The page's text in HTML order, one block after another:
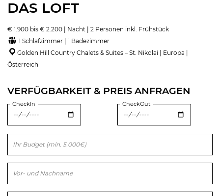
DAS LOFT
€ 1.900 bis € 2.200 | Nacht | 2 Personen inkl. Frühstück
1 Schlafzimmer | 1 Badezimmer
Golden Hill Country Chalets & Suites – St. Nikolai | Europa |
Österreich
VERFÜGBARKEIT & PREIS ANFRAGEN
CheckIn CheckOut